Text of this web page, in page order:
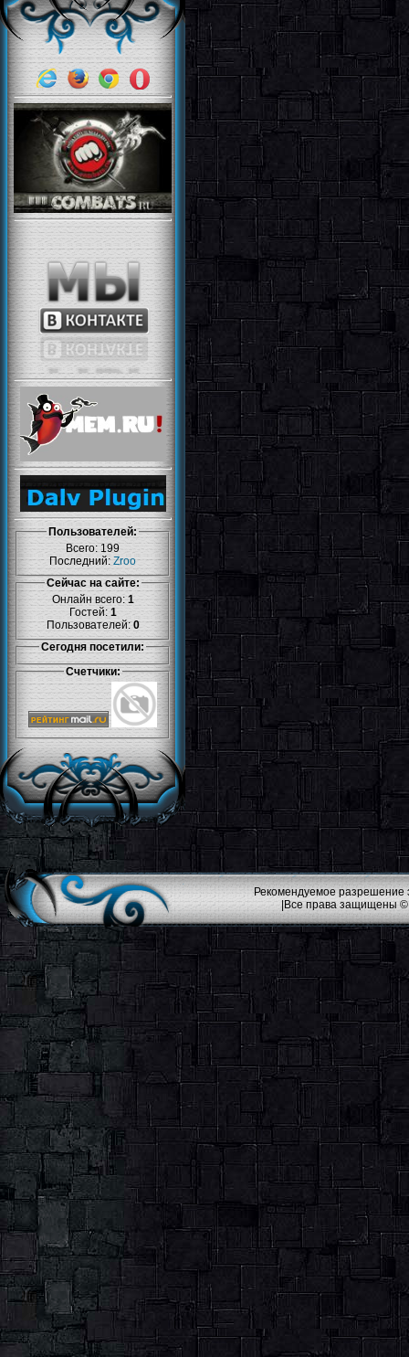
Пользователей:
Всего: 199
Последний:Zroo
Сейчас на сайте:
Онлайн всего:1
Гостей: 1
Пользователей:0
Сегодня посетили:
Счетчики:
Рекомендуемое разрешение
|Все права защищены